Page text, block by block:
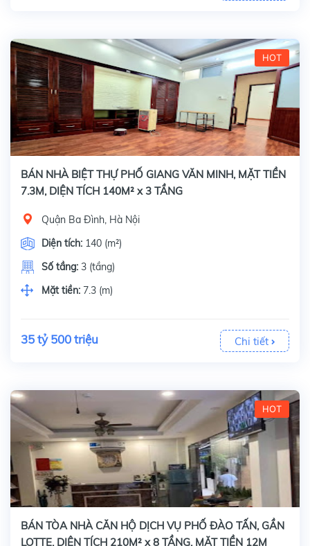
HOT
BÁN NHÀ BIỆT THỰ PHỐ GIANG VĂN MINH, MẶT TIỀN
7.3M, DIỆN TÍCH 140M² x 3 TẦNG
Quận Ba Đình, Hà Nội
Diện tích: 140 (m²)
Số tầng: 3 (tầng)
Mặt tiền: 7.3 (m)
35 tỷ 500 triệu Chi tiết
HOT
BÁN TÒA NHÀ CĂN HỘ DỊCH VỤ PHỐ ĐÀO TẤN, GẦN
LOTTE, DIỆN TÍCH 210M² x 8 TẦNG, MẶT TIỀN 12M